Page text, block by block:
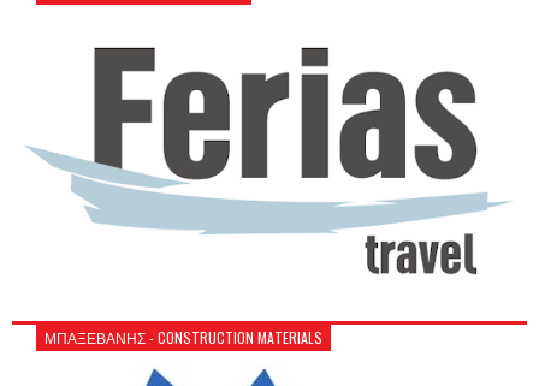
ΜΠΑΞΕΒΑΝΗΣ - CONSTRUCTION MATERIALS